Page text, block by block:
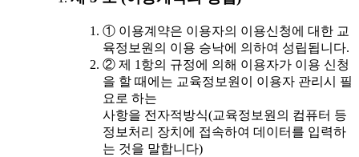
① 이용계약은 이용자의 이용신청에 대한 교
육정보원의 이용 승낙에 의하여 성립됩니다.
② 제 1항의 규정에 의해 이용자가 이용 신청
을 할 때에는 교육정보원이 이용자 관리시 필
요로 하는
사항을 전자적방식(교육정보원의 컴퓨터 등
정보처리 장치에 접속하여 데이터를 입력하
는 것을 말합니다)